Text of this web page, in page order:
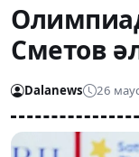
Сметов
Dalanews 26